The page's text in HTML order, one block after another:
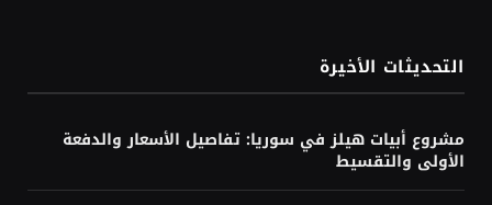
التحديثات الأخيرة
مشروع أبيات هيلز في سوريا: تفاصيل الأسعار والدفعة
الأولى والتقسيط